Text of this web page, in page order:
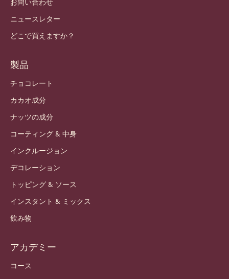
ニュースレター
どこで買えますか？
製品
チョコレート
カカオ成分
ナッツの成分
コーティング & 中身
インクルージョン
デコレーション
トッピング & ソース
インスタント & ミックス
飲み物
アカデミー
コース